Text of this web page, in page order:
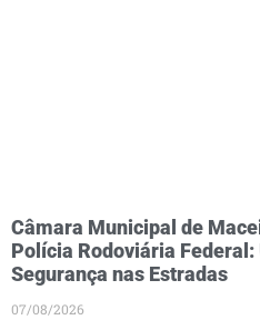
Câmara Municipal de
Polícia Rodoviária Federal:
Segurança nas Estradas
07/08/2026